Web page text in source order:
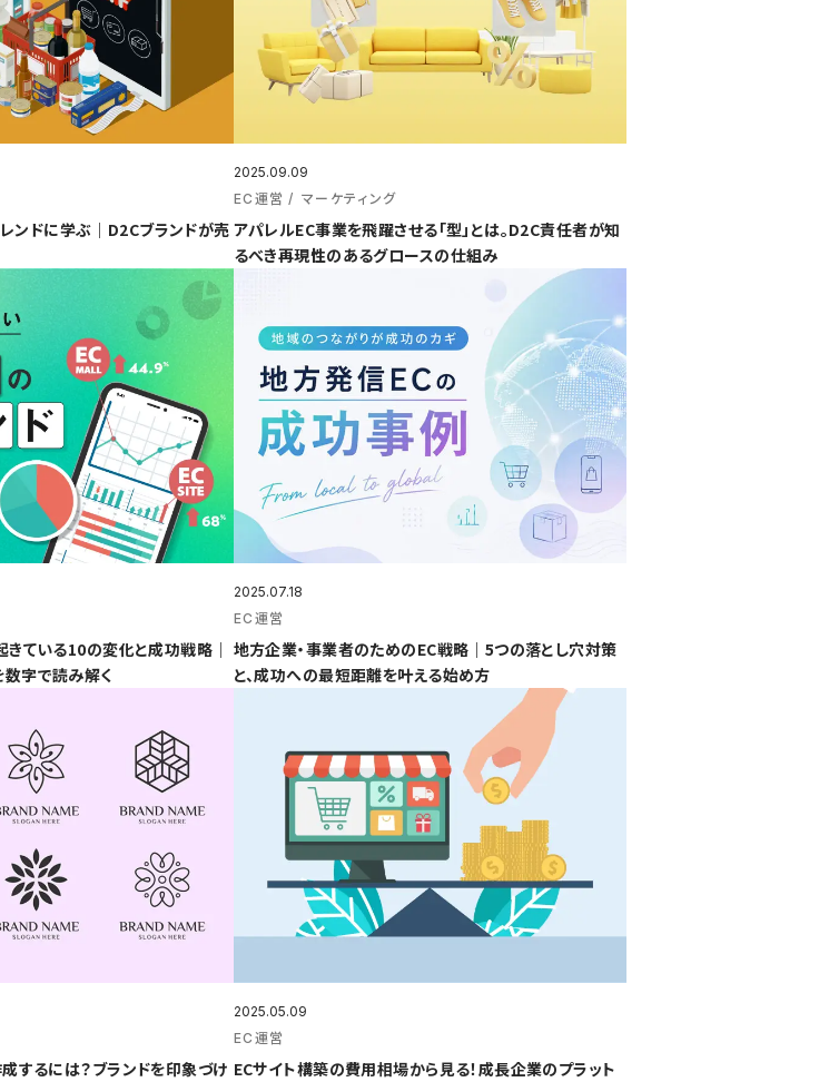
ンドに学ぶ｜D2Cブランドが売
2025.09.09
EC運営
マーケティング
アパレルEC事業を飛躍させる「型」とは。D2C責任者が知
るべき再現性のあるグロースの仕組み
きている10の変化と成功戦略｜
数字で読み解く
2025.07.18
EC運営
地方企業・事業者のためのEC戦略｜5つの落とし穴対策
と、成功への最短距離を叶える始め方
するには？ブランドを印象づけ
2025.05.09
EC運営
ECサイト構築の費用相場から見る！成長企業のプラット